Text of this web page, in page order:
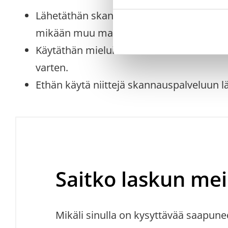
Lähetäthän skannausosoitteeseen
mikään muu materiaali (esimerkiksi
Käytäthän mieluiten tekstissä vain
varten.
Ethän käytä niittejä skannauspalveluun
Saitko laskun
Mikäli sinulla on kysyttävää